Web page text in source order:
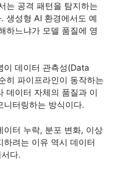
는 공격 패턴을 탐지하는
생성형 AI 환경에서도 예
하느냐가 모델 품질에 영
이 데이터 관측성(Data
히 파이프라인이 동작하는
데이터 자체의 품질과 이
니터링하는 방식이다.
이터 누락, 분포 변화, 이상
려는 이유 역시 데이터
다.